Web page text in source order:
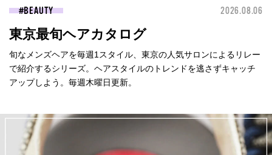
BEAUTY 2026.08.06
東京最旬ヘアカタログ
旬なメンズヘアを毎週1スタイル、東京の人気サロンによるリレー
で紹介するシリーズ。ヘアスタイルのトレンドを逃さずキャッチ
アップしよう。毎週木曜日更新。